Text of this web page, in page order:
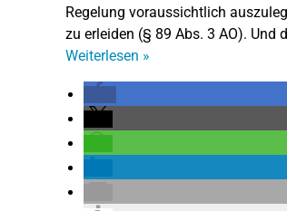
Regelung voraussichtlich
zu erleiden (§ 89 Abs. 3 AO). Und
Weiterlesen »